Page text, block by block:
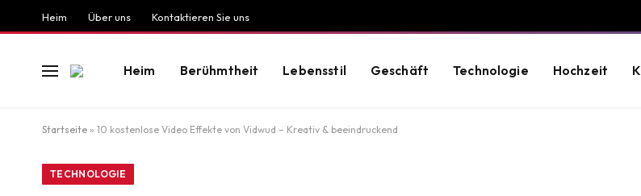
Heim Über uns Kontaktieren Sie uns
Heim Berühmtheit Lebensstil Geschäft Technologie Hochzeit
Startseite » 10 kostenlose Video Effekte von Vidwud – Kreativ & beeindruckend
TECHNOLOGIE